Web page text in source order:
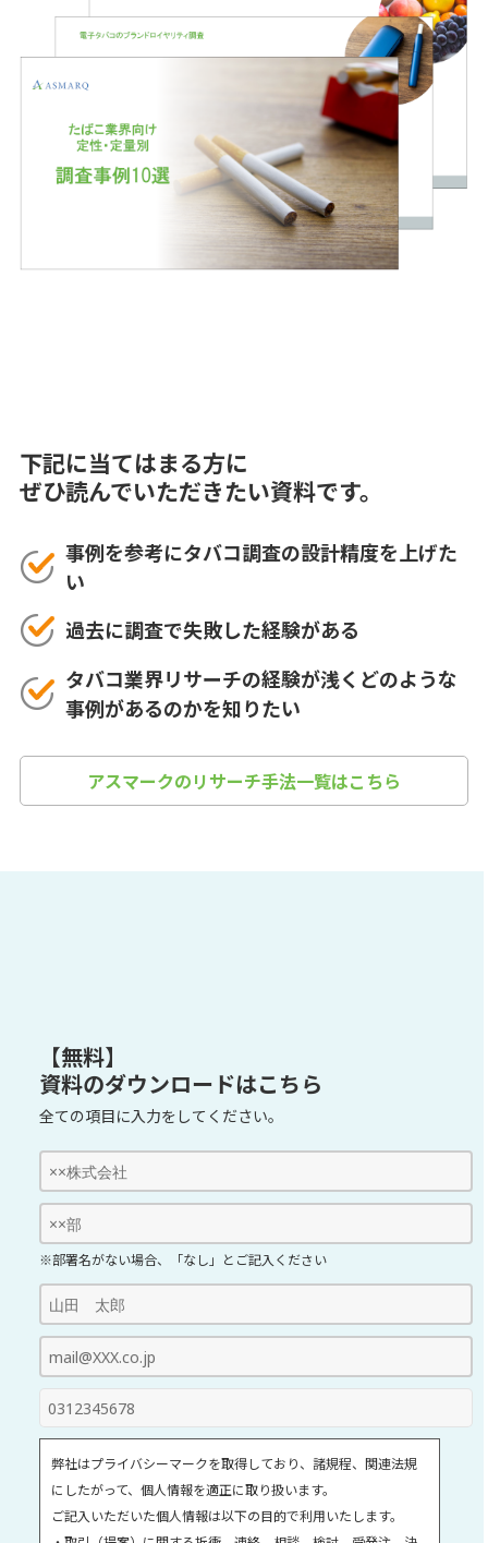
下記に当てはまる方に
ぜひ読んでいただきたい資料です。
事例を参考にタバコ調査の設計精度を上げた
い
過去に調査で失敗した経験がある
タバコ業界リサーチの経験が浅くどのような
事例があるのかを知りたい
アスマークのリサーチ手法一覧はこちら
【無料】
資料のダウンロードはこちら
全ての項目に入力をしてください。
※部署名がない場合、「なし」とご記入ください
弊社はプライバシーマークを取得しており、諸規程、関連法規
にしたがって、個人情報を適正に取り扱います。
ご記入いただいた個人情報は以下の目的で利用いたします。